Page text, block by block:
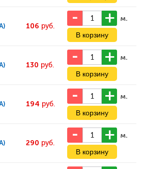
106 руб.
м.
130 руб.
м.
194 руб.
м.
290 руб.
м.